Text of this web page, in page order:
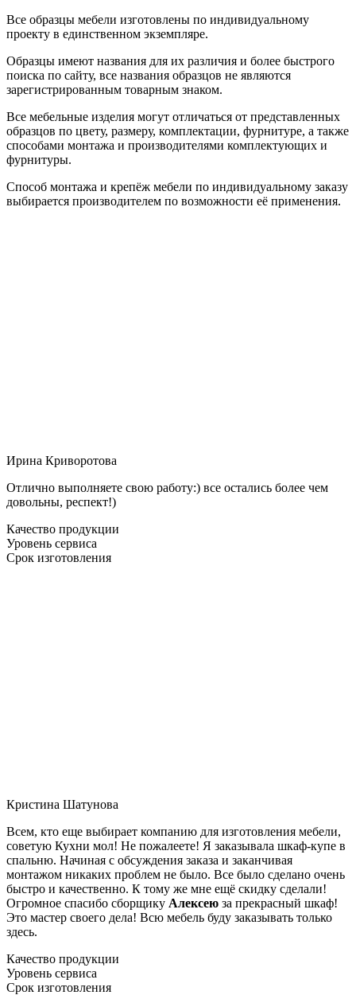
Все образцы мебели изготовлены по индивидуальному
проекту в единственном экземпляре.
Образцы имеют названия для их различия и более быстрого
поиска по сайту, все названия образцов не являются
зарегистрированным товарным знаком.
Все мебельные изделия могут отличаться от представленных
образцов по цвету, размеру, комплектации, фурнитуре, а также
способами монтажа и производителями комплектующих и
фурнитуры.
Способ монтажа и крепёж мебели по индивидуальному заказу
выбирается производителем по возможности её применения.
Ирина Криворотова
Отлично выполняете свою работу:) все остались более чем
довольны, респект!)
Качество продукции
Уровень сервиса
Срок изготовления
Кристина Шатунова
Всем, кто еще выбирает компанию для изготовления мебели,
советую Кухни мол! Не пожалеете! Я заказывала шкаф-купе в
спальню. Начиная с обсуждения заказа и заканчивая
монтажом никаких проблем не было. Все было сделано очень
быстро и качественно. К тому же мне ещё скидку сделали!
Огромное спасибо сборщику Алексею за прекрасный шкаф!
Это мастер своего дела! Всю мебель буду заказывать только
здесь.
Качество продукции
Уровень сервиса
Срок изготовления